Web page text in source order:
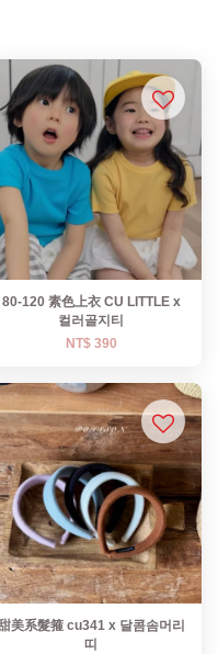
80-120 素色上衣 CU LITTLE x
컬러골지티
NT$ 390
美系髮箍 cu341 x 달콤솜머리
띠